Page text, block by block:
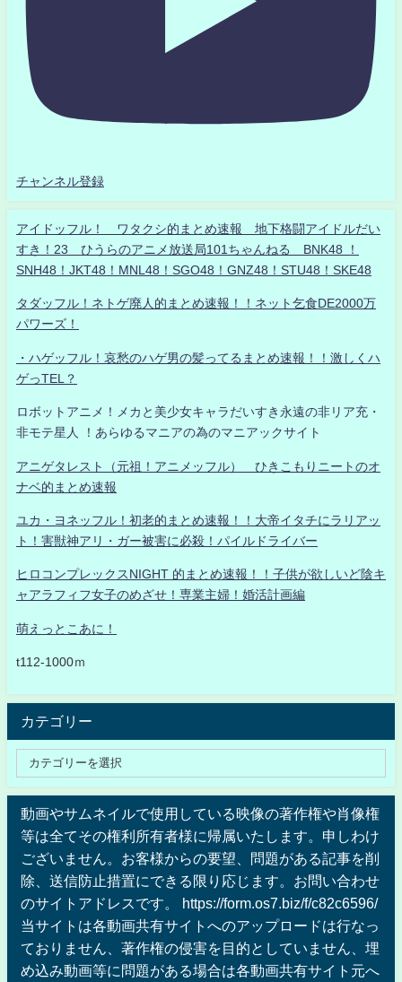
チャンネル登録
アイドッフル！ ワタクシ的まとめ速報 地下格闘アイドルだい
すき！23 ひうらのアニメ放送局101ちゃんねる BNK48 ！
SNH48！JKT48！MNL48！SGO48！GNZ48！STU48！SKE48
タダッフル！ネトゲ廃人的まとめ速報！！ネット乞食DE2000万
パワーズ！
・ハゲッフル！哀愁のハゲ男の髪ってるまとめ速報！！激しくハ
ゲっTEL？
ロボットアニメ！メカと美少女キャラだいすき永遠の非リア充・
非モテ星人 ！あらゆるマニアの為のマニアックサイト
アニゲタレスト（元祖！アニメッフル） ひきこもりニートのオ
ナベ的まとめ速報
ユカ・ヨネッフル！初老的まとめ速報！！大帝イタチにラリアッ
ト！害獣神アリ・ガー被害に必殺！パイルドライバー
ヒロコンプレックスNIGHT 的まとめ速報！！子供が欲しいど陰キ
ャアラフィフ女子のめざせ！専業主婦！婚活計画編
萌えっとこあに！
t112-1000ｍ
カテゴリー
動画やサムネイルで使用している映像の著作権や肖像権
等は全てその権利所有者様に帰属いたします。申しわけ
ございません。お客様からの要望、問題がある記事を削
除、送信防止措置にできる限り応じます。お問い合わせ
のサイトアドレスです。 https://form.os7.biz/f/c82c6596/
当サイトは各動画共有サイトへのアップロードは行なっ
ておりません、著作権の侵害を目的としていません、埋
め込み動画等に問題がある場合は各動画共有サイト元へ